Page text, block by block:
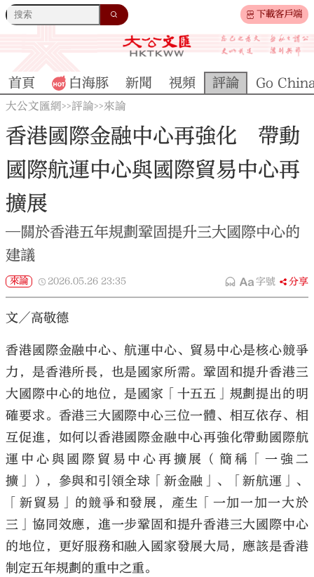
下載客戶端
大公文匯
首頁 白海豚 新聞 視頻 評論 Go
大公文匯網>>評論>>來論
香港國際金融中心再強化 帶動
國際航運中心與國際貿易中心再
擴展
—關於香港五年規劃鞏固提升三大國際中心的
建議
來論 2026.05.26 23:35 字號 分享
文／高敬德
香港國際金融中心、航運中心、貿易中心是核心競爭
力，是香港所長，也是國家所需。鞏固和提升香港三
大國際中心的地位，是國家「十五五」規劃提出的明
確要求。香港三大國際中心三位一體、相互依存、相
互促進，如何以香港國際金融中心再強化帶動國際航
運中心與國際貿易中心再擴展（簡稱「一強二
擴」），參與和引領全球「新金融」、「新航運」、
「新貿易」的競爭和發展，產生「一加一加一大於
三」協同效應，進一步鞏固和提升香港三大國際中心
的地位，更好服務和融入國家發展大局，應該是香港
制定五年規劃的重中之重。